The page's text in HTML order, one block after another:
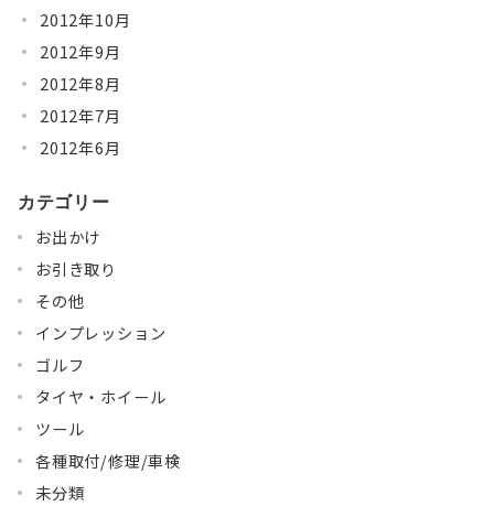
2012年10月
2012年9月
2012年8月
2012年7月
2012年6月
カテゴリー
お出かけ
お引き取り
その他
インプレッション
ゴルフ
タイヤ・ホイール
ツール
各種取付/修理/車検
未分類